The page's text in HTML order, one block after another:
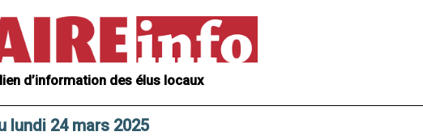
d’information des élus locaux
lundi 24 mars 2025